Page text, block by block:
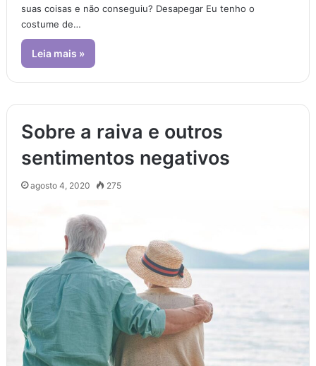
suas coisas e não conseguiu? Desapegar Eu tenho o
costume de…
Leia mais »
Sobre a raiva e outros
sentimentos negativos
agosto 4, 2020 275